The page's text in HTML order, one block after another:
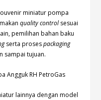
miniatur pompa
quality controlsesuai
pemilihan bahan baku
serta prosespackaging
sampai tujuan.
lainnya dengan model